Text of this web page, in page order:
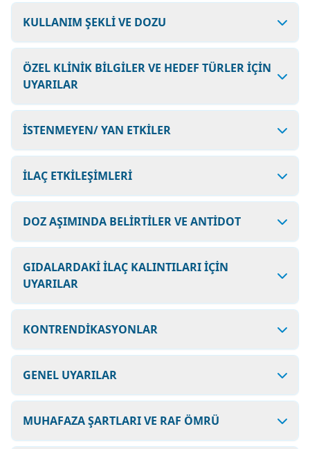
KULLANIM ŞEKLİ VE DOZU
ÖZEL KLİNİK BİLGİLER VE HEDEF TÜRLER İÇİN
UYARILAR
İSTENMEYEN/ YAN ETKİLER
İLAÇ ETKİLEŞİMLERİ
DOZ AŞIMINDA BELİRTİLER VE ANTİDOT
GIDALARDAKİ İLAÇ KALINTILARI İÇİN
UYARILAR
KONTRENDİKASYONLAR
GENEL UYARILAR
MUHAFAZA ŞARTLARI VE RAF ÖMRÜ